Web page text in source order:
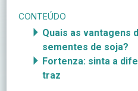
CONTEÚDO
Quais as vantagens
sementes de soja?
Fortenza: sinta a
traz